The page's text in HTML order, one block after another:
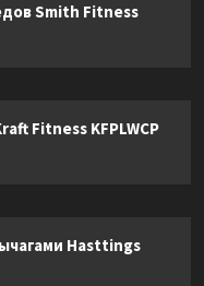
Smith Fitness
Fitness KFPLWCP
Hasttings